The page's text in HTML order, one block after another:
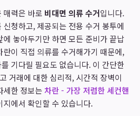
매력은 바로 비대면 의류 수거입니다.
청하고, 제공되는 전용 수거 봉투에
에 놓아두기만 하면 모든 준비가 끝납
란이 직접 의류를 수거해가기 때문에,
기다릴 필요도 없습니다. 이 간단한
거래에 대한 심리적, 시간적 장벽이
세한 정보는 차란 - 가장 저렴한 세컨핸
지에서 확인할 수 있습니다.